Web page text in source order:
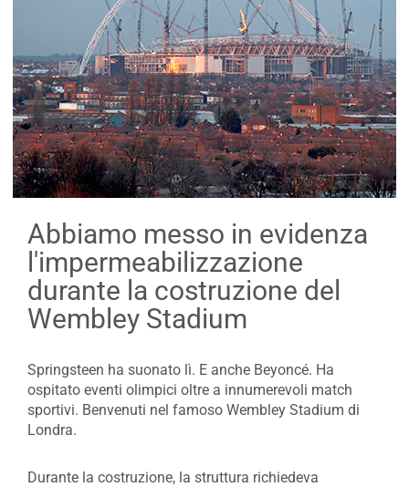
Abbiamo messo in evidenza
l'impermeabilizzazione
durante la costruzione del
Wembley Stadium
Springsteen ha suonato lì. E anche Beyoncé. Ha
ospitato eventi olimpici oltre a innumerevoli match
sportivi. Benvenuti nel famoso Wembley Stadium di
Londra.
Durante la costruzione, la struttura richiedeva